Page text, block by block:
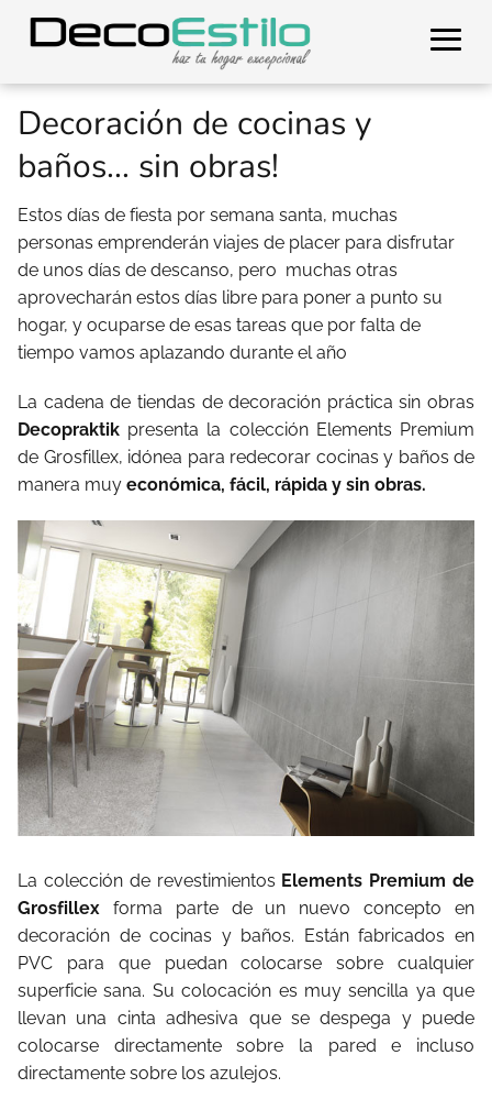
Decoración de cocinas y
baños... sin obras!
Estos días de fiesta por semana santa, muchas
personas emprenderán viajes de placer para disfrutar
de unos días de descanso, pero muchas otras
aprovecharán estos días libre para poner a punto su
hogar, y ocuparse de esas tareas que por falta de
tiempo vamos aplazando durante el año
La cadena de tiendas de decoración práctica sin obras
Decopraktik presenta la colección Elements Premium
de Grosfillex, idónea para redecorar cocinas y baños de
manera muy económica, fácil, rápida y sin obras.
La colección de revestimientos Elements Premium de
Grosfillex forma parte de un nuevo concepto en
decoración de cocinas y baños. Están fabricados en
PVC para que puedan colocarse sobre cualquier
superficie sana. Su colocación es muy sencilla ya que
llevan una cinta adhesiva que se despega y puede
colocarse directamente sobre la pared e incluso
directamente sobre los azulejos.